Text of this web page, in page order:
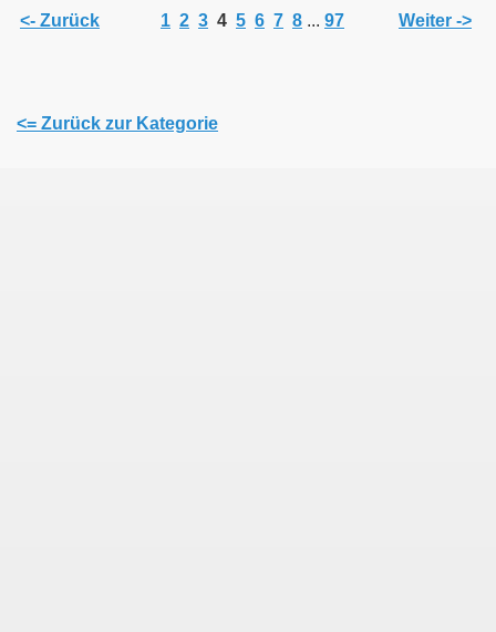
<- Zurück 1 2 3 4 5 6 7 8 ... 97 Weiter ->
<= Zurück zur Kategorie